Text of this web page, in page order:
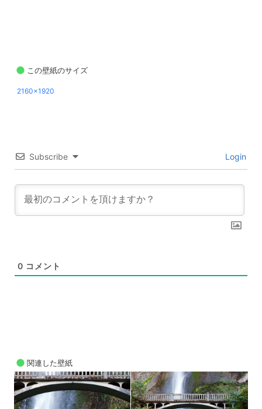
この壁紙のサイズ
2160x1920
Subscribe Login
0 コメント
関連した壁紙